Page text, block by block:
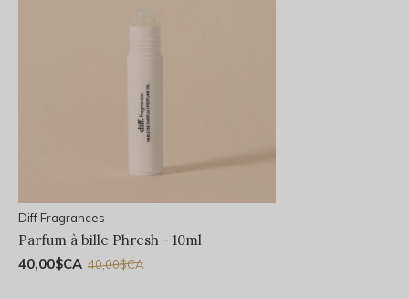
Diff Fragrances
Parfum à bille Phresh - 10ml
40,00$CA 40,00$CA